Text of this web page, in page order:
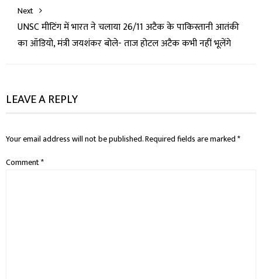
Next
UNSC मीटिंग में भारत ने चलाया 26/11 अटैक के पाकिस्तानी आतंकी
का ऑडियो, मंत्री जयशंकर बोले- ताज होटल अटैक कभी नहीं भूलेंगे
LEAVE A REPLY
Your email address will not be published.Required fields are marked*
Comment*